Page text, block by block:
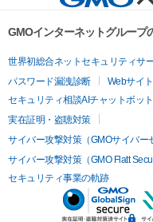
GMOインターネットグループ
世界初総合ネットセキュリティサ
パスワード漏洩診断
Webサイ
セキュリティ相談AIチャットボット
実在証明・盗聴対策
サイバー攻撃対策（GMOサイバー
サイバー攻撃対策（GMO Flatt
セキュリティ事業の軌跡